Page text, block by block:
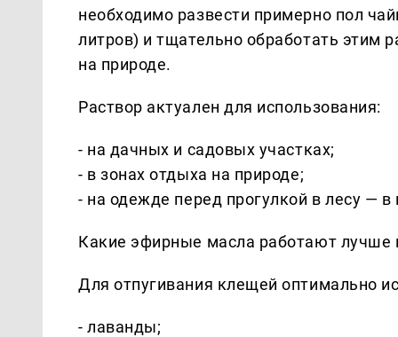
необходимо развести примерно пол
литров) и тщательно обработать этим
на природе.
Раствор актуален для использования:
- на дачных и садовых участках;
- в зонах отдыха на природе;
- на одежде перед прогулкой в лесу —
Какие эфирные масла работают лучше
Для отпугивания клещей оптимально
- лаванды;